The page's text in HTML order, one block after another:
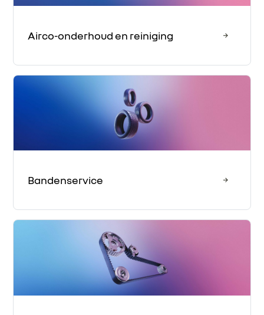
Airco-onderhoud en reiniging
Bandenservice